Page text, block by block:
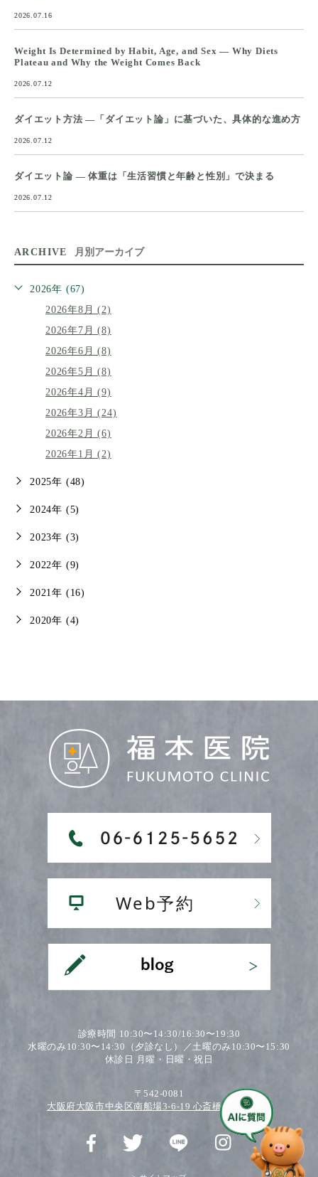
2026.07.16
Weight Is Determined by Habit, Age, and Sex — Why Diets
Plateau and Why the Weight Comes Back
2026.07.12
ダイエット方法 ―「ダイエット論」に基づいた、具体的な進め方
2026.07.12
ダイエット論 ― 体重は「生活習慣と年齢と性別」で決まる
2026.07.12
ARCHIVE 月別アーカイブ
2026年 (67)
2026年8月 (2)
2026年7月 (8)
2026年6月 (8)
2026年5月 (8)
2026年4月 (9)
2026年3月 (24)
2026年2月 (6)
2026年1月 (2)
2025年 (48)
2024年 (5)
2023年 (3)
2022年 (9)
2021年 (16)
2020年 (4)
診療時間 10:30〜14:30/16:30〜19:30
水曜のみ10:30〜14:30（夕診なし）／土曜のみ10:30〜15:30
休診日 月曜・日曜・祝日
〒542-0081
大阪府大阪市中央区南船場3-6-19 心斎橋ワダビル2F